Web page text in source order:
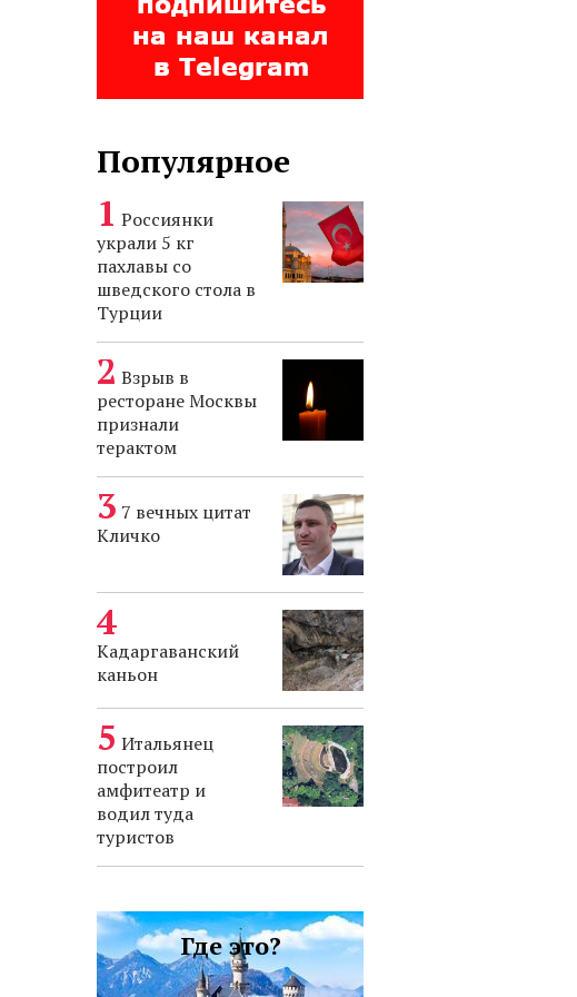
Популярное
Россиянки
украли 5 кг
пахлавы со
шведского стола в
Турции
Взрыв в
ресторане Москвы
признали
терактом
7 вечных цитат
Кличко
Кадаргаванский
каньон
Итальянец
построил
амфитеатр и
водил туда
туристов
Где это?